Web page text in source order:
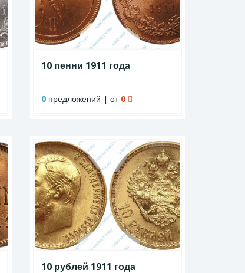
10 пенни 1911 года
0 предложений | от 0
10 рублей 1911 года